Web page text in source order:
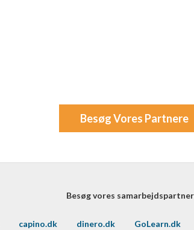
Besøg Vores Partnere
Besøg vores
capino.dk dinero.dk GoLearn.dk